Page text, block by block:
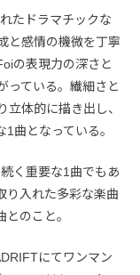
たドラマチックな
と感情の機微を丁寧
の表現力の深さと
っている。繊細さと
体的に描き出し、
曲となっている。
く重要な1曲でもあ
り入れた多彩な楽曲
のこと。
にてワンマン